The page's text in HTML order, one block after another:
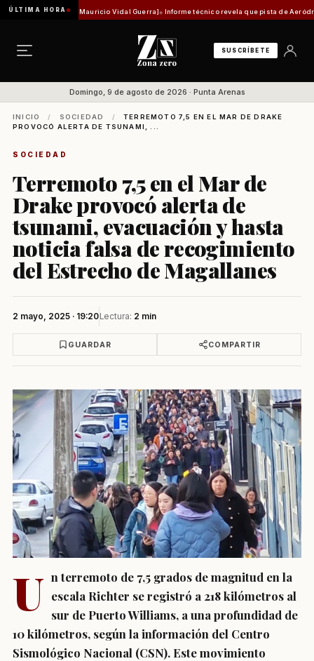
ÚLTIMA HORA
[Por Mauricio Vidal Guerra] Informe técnico revela que pista de Aeródromo de
SUSCRÍBETE
Domingo, 9 de agosto de 2026 · Punta Arenas
INICIO / SOCIEDAD /
TERREMOTO 7,5 EN EL MAR DE DRAKE
PROVOCÓ ALERTA DE TSUNAMI, ...
SOCIEDAD
Terremoto 7,5 en el Mar de
Drake provocó alerta de
tsunami, evacuación y hasta
noticia falsa de recogimiento
del Estrecho de Magallanes
2 mayo, 2025 · 19:20Lectura: 2 min
GUARDAR COMPARTIR
U n terremoto de 7,5 grados de magnitud en la
escala Richter se registró a 218 kilómetros al
sur de Puerto Williams, a una profundidad de
10 kilómetros, según la información del Centro
Sismológico Nacional (CSN). Este movimiento